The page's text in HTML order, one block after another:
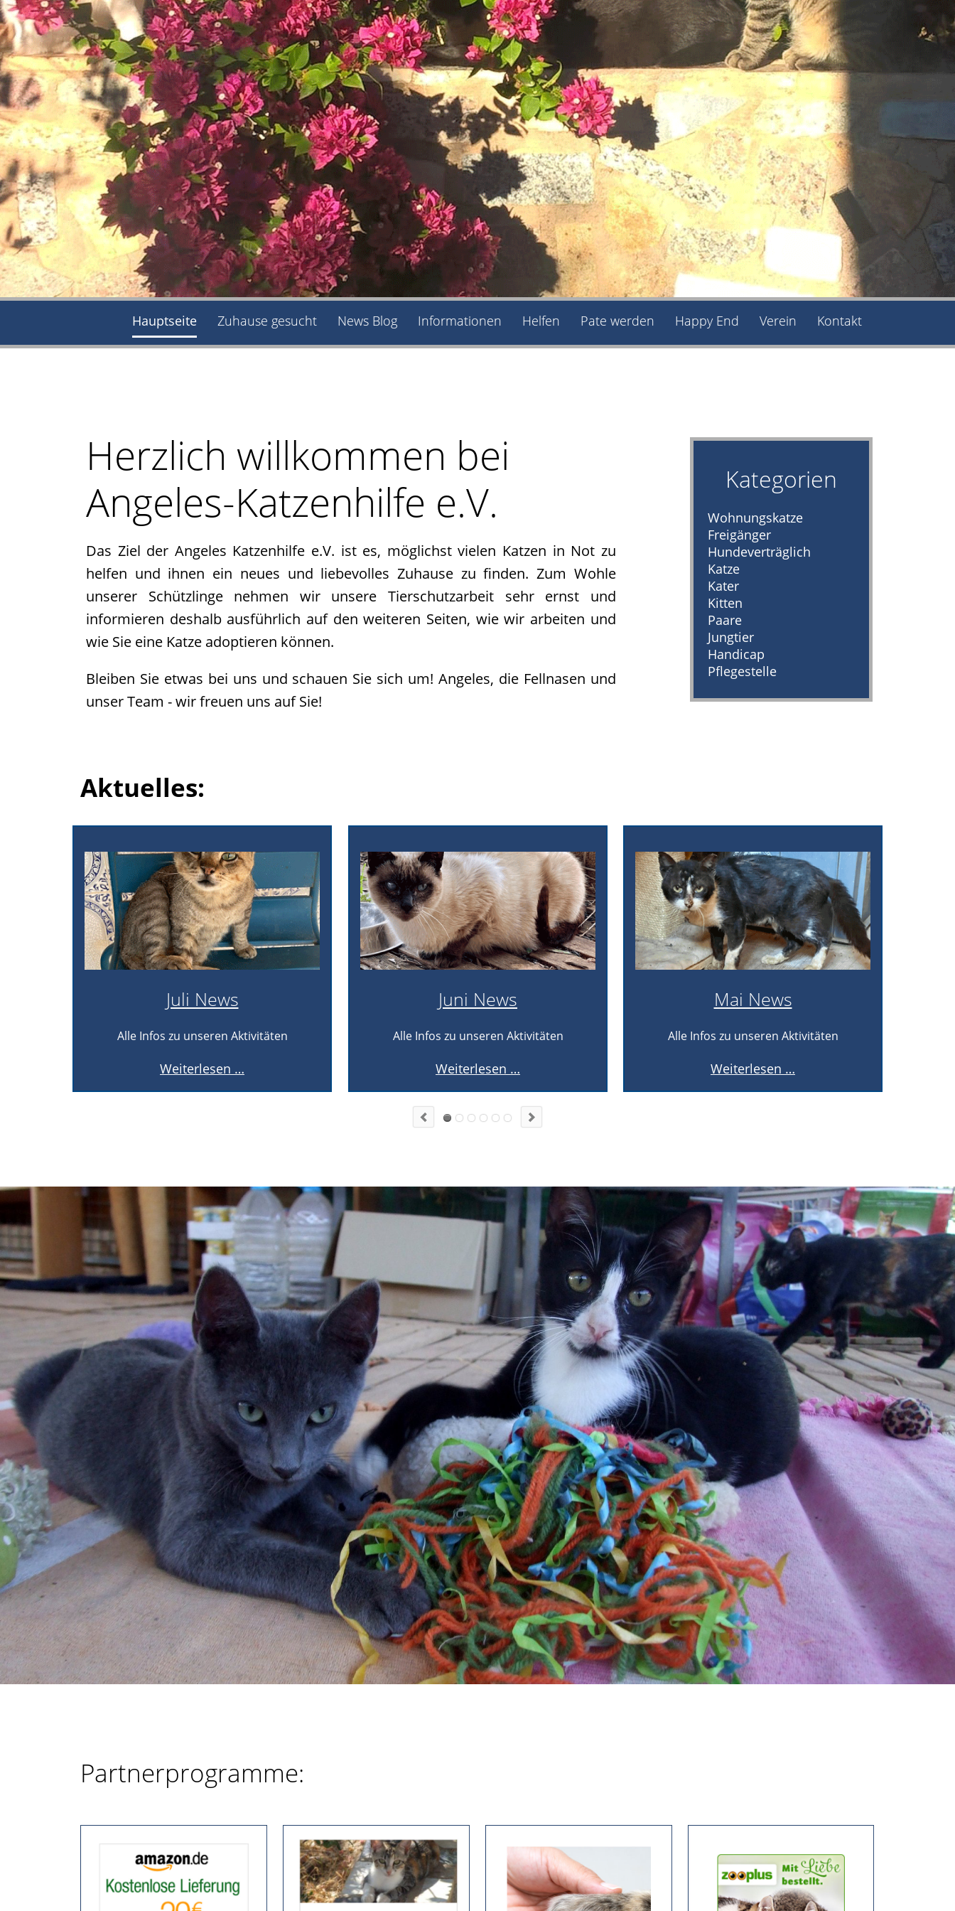
Archiv
2017
Archiv
2016
Informationen
Vermittlung
Kastration
Schönheit
Helfen
Futtergutscheine
Spenden
Partnerprogramme
Patenschaft
Pflegestellen
Danke
gefunden
2019
2018
2017
Unsere
Ziele
Team
Kontakt
Navigation überspringen
Hauptseite Zuhause gesucht News Blog Informationen Helfen Pate werden Happy End Verein Kontakt
Herzlich willkommen bei
Angeles-Katzenhilfe e.V.
Das Ziel der Angeles Katzenhilfe e.V. ist es, möglichst vielen Katzen in Not zu
helfen und ihnen ein neues und liebevolles Zuhause zu finden. Zum Wohle
unserer Schützlinge nehmen wir unsere Tierschutzarbeit sehr ernst und
informieren deshalb ausführlich auf den weiteren Seiten, wie wir arbeiten und
wie Sie eine Katze adoptieren können.
Bleiben Sie etwas bei uns und schauen Sie sich um! Angeles, die Fellnasen und
unser Team - wir freuen uns auf Sie!
Kategorien
Wohnungskatze
Freigänger
Hundeverträglich
Katze
Kater
Kitten
Paare
Jungtier
Handicap
Pflegestelle
Aktuelles:
Juli News
Alle Infos zu unseren Aktivitäten
Weiterlesen …
Juni News
Alle Infos zu unseren Aktivitäten
Weiterlesen …
Mai News
Alle Infos zu unseren Aktivitäten
Weiterlesen …
Partnerprogramme: